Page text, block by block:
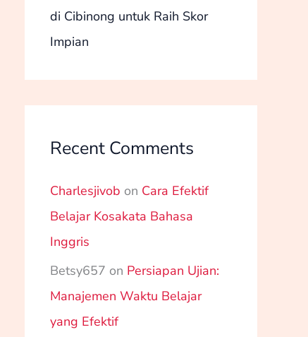
di Cibinong untuk Raih Skor
Impian
Recent Comments
Charlesjivob on Cara Efektif
Belajar Kosakata Bahasa
Inggris
Betsy657 on Persiapan Ujian:
Manajemen Waktu Belajar
yang Efektif